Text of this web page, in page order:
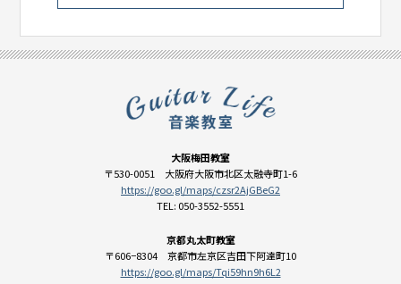
大阪梅田教室
〒530-0051 大阪府大阪市北区太融寺町1-6
https://goo.gl/maps/czsr2AjGBeG2
TEL: 050-3552-5551
京都丸太町教室
〒606−8304 京都市左京区吉田下阿達町10
https://goo.gl/maps/Tqi59hn9h6L2